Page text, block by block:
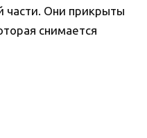
части. Они прикрыты
снимается